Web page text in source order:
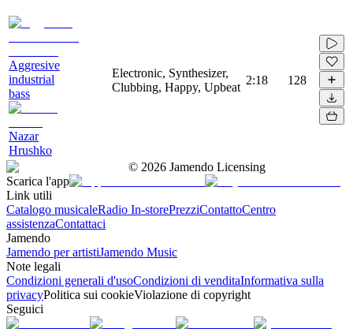
Aggresive
industrial
bass
Nazar
Hrushko
Electronic, Synthesizer,
Clubbing, Happy, Upbeat
2:18 128
© 2026 Jamendo Licensing
Scarica l'app
Link utili
Catalogo musicaleRadio In-storePrezziContattoCentro
assistenzaContattaci
Jamendo
Jamendo per artistiJamendo Music
Note legali
Condizioni generali d'usoCondizioni di venditaInformativa sulla
privacyPolitica sui cookieViolazione di copyright
Seguici